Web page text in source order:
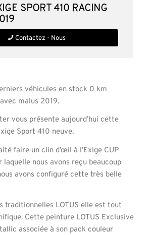
Sport 410 Racing
Contactez - Nous
véhicules en stock 0 km
malus 2019.
vous présente aujourd’hui cette
Sport 410 neuve.
faire un clin d’œil à l’Exige CUP
nous avons reçu beaucoup
avons configuré cette très belle
traditionnelles LOTUS elle est tout
Cette peinture LOTUS Exclusive
associée à son pack couleur